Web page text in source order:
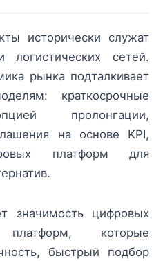
исторически служат
логистических сетей.
рынка подталкивает
краткосрочные
пролонгации,
на основе KPI,
платформ для
значимость цифровых
которые
быстрый подбор